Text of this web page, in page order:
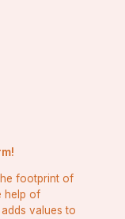
footprint of
help of
values to